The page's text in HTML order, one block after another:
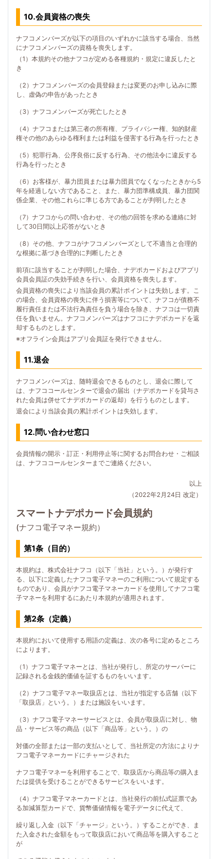
10.会員資格の喪失
ナフコメンバーズが以下の項目のいずれかに該当する場合、当然
にナフコメンバーズの資格を喪失します。
（1）本規約その他ナフコが定める各種規約・規定に違反したと
き
（2）ナフコメンバーズの会員登録または変更のお申し込みに際
し、虚偽の申告があったとき
（3）ナフコメンバーズが死亡したとき
（4）ナフコまたは第三者の所有権、プライバシー権、知的財産
権その他のあらゆる権利または利益を侵害する行為を行ったとき
（5）犯罪行為、公序良俗に反する行為、その他法令に違反する
行為を行ったとき
（6）お客様が、暴力団員または暴力団員でなくなったときから5
年を経過しない方であること、また、暴力団準構成員、暴力団関
係企業、その他これらに準じる方であることが判明したとき
（7）ナフコからの問い合わせ、その他の回答を求める連絡に対
して30日間以上応答がないとき
（8）その他、ナフコがナフコメンバーズとして不適当と合理的
な根拠に基づき合理的に判断したとき
前項に該当することが判明した場合、ナデポカードおよびアプリ
会員会員証の失効手続きを行い、会員資格を喪失します。
会員資格の喪失により当該会員の累計ポイントは失効します。こ
の場合、会員資格の喪失に伴う損害等について、ナフコが債務不
履行責任または不法行為責任を負う場合を除き、ナフコは一切責
任を負いません。ナフコメンバーズはナフコにナデポカードを返
却するものとします。
※オフライン会員はアプリ会員証を発行できません。
11.退会
ナフコメンバーズは、随時退会できるものとし、退会に際して
は、ナフココールセンターで退会の届出（ナデポカードを貸与さ
れた会員は併せてナデポカードの返却）を行うものとします。
退会により当該会員の累計ポイントは失効します。
12.問い合わせ窓口
会員情報の開示・訂正・利用停止等に関するお問合わせ・ご相談
は、ナフココールセンターまでご連絡ください。
以上
（2022年2月24日 改定）
スマートナデポカード会員規約
(ナフコ電子マネー規約）
第1条（目的）
本規約は、株式会社ナフコ（以下「当社」という。）が発行す
る、以下に定義したナフコ電子マネーのご利用について規定する
ものであり、会員がナフコ電子マネーカードを使用してナフコ電
子マネーを利用するにあたり本規約が適用されます。
第2条（定義）
本規約において使用する用語の定義は、次の各号に定めるところ
によります。
（1）ナフコ電子マネーとは、当社が発行し、所定のサーバーに
記録される金銭的価値を証するものをいいます。
（2）ナフコ電子マネー取扱店とは、当社が指定する店舗（以下
「取扱店」という。）または施設をいいます。
（3）ナフコ電子マネーサービスとは、会員が取扱店に対し、物
品・サービス等の商品（以下「商品等」という。）の
対価の全部または一部の支払いとして、当社所定の方法によりナ
フコ電子マネーカードにチャージされた
ナフコ電子マネーを利用することで、取扱店から商品等の購入ま
たは提供を受けることができるサービスをいいます。
（4）ナフコ電子マネーカードとは、当社発行の前払式証票であ
る加減算型カードで、貨幣価値情報を電子データに代えて、
繰り返し入金（以下「チャージ」という。）することができ、ま
た入金された金額をもって取扱店において商品等を購入すること
が